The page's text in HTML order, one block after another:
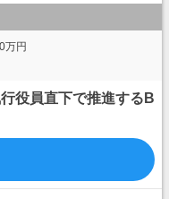
万円
役員直下で推進するB